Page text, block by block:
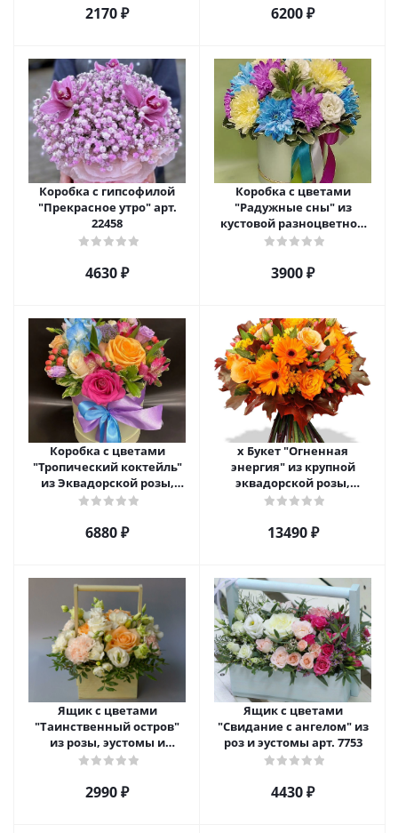
2170 ₽ 6200 ₽
Коробка с гипсофилой
"Прекрасное утро" арт.
22458
4630 ₽
Коробка с цветами
"Радужные сны" из
кустовой разноцветной
хризантемы арт. 22457
3900 ₽
Коробка с цветами
"Тропический коктейль"
из Эквадорской розы,
эустомы, альстромерии
6880 ₽
х Букет "Огненная
энергия" из крупной
эквадорской розы,
гиперикума и гермини.
13490 ₽
Ящик с цветами
"Таинственный остров"
из розы, эустомы и
диантуса арт. 7754
2990 ₽
Ящик с цветами
"Свидание с ангелом" из
роз и эустомы арт. 7753
4430 ₽